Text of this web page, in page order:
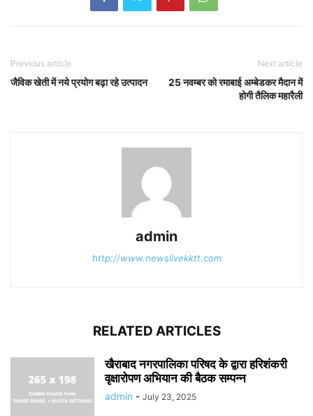
Previous article
जैविक खेती में नये प्रयोग बढ़ा रहे उत्पादन
Next article
25 नवम्बर को रमाबाई अम्बेडकर मैदान में
होगी तैलिक महारैली
admin
http://www.newslivekktt.com
RELATED ARTICLES
खैराबाद नगरपालिका परिषद के द्वारा हरिशंकरी
वृक्षारोपण अभियान की बैठक सम्पन्न
admin - July 23, 2025